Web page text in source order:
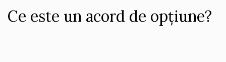
Ce este un acord de opțiune?